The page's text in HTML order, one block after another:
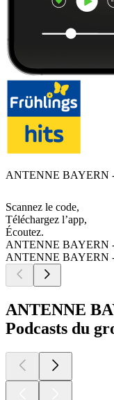
ANTENNE BAYERN
Scannez le code,
Téléchargez l’app,
Écoutez.
ANTENNE BAYERN -
ANTENNE BAYERN -
ANTENNE
Podcasts du